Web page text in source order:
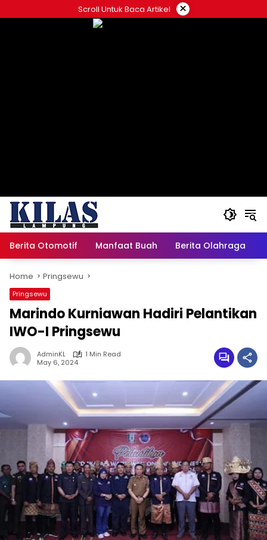
to
Scroll Untuk Baca Artikel ×
Berita Otomotif Manfaat Buah Berita Olahraga
Home Pringsewu
Pringsewu
Marindo Kurniawan Hadiri Pelantikan
IWO-I Pringsewu
AdminKL
1 Min Read
May 6, 2024